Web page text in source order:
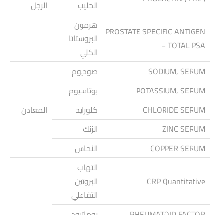
الرجل
الحليب
PROSTATE SPECIFIC ANTIGEN
– TOTAL PSA
هرمون
البروستاتا
الكلي
SODIUM, SERUM
صوديوم
المعادن
POTASSIUM, SERUM
بوتاسيوم
CHLORIDE SERUM
كلورايد
ZINC SERUM
الزنك
COPPER SERUM
النحاس
CRP Quantitative
التهاب
البروتين
التفاعلي